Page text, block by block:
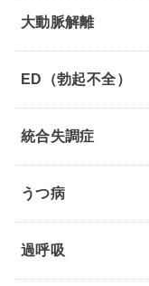
大動脈解離
ED（勃起不全）
統合失調症
うつ病
過呼吸